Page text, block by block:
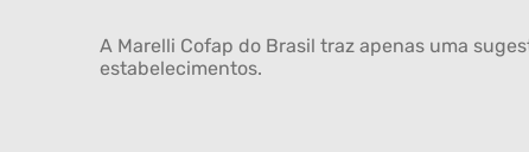
A Marelli Cofap do Brasil traz apenas uma
estabelecimentos.